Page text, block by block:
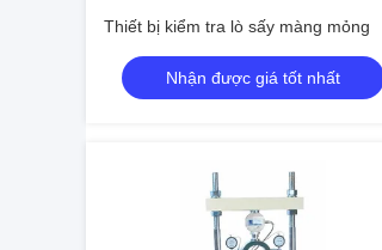
Thiết bị kiểm tra lò sấy màng mỏng
Nhận được giá tốt nhất